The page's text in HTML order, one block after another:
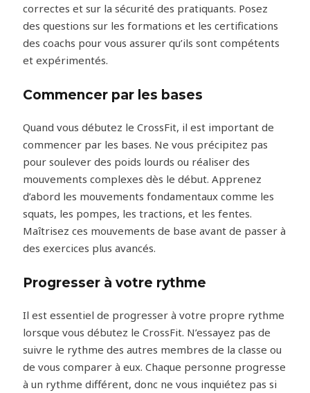
correctes et sur la sécurité des pratiquants. Posez
des questions sur les formations et les certifications
des coachs pour vous assurer qu’ils sont compétents
et expérimentés.
Commencer par les bases
Quand vous débutez le CrossFit, il est important de
commencer par les bases. Ne vous précipitez pas
pour soulever des poids lourds ou réaliser des
mouvements complexes dès le début. Apprenez
d’abord les mouvements fondamentaux comme les
squats, les pompes, les tractions, et les fentes.
Maîtrisez ces mouvements de base avant de passer à
des exercices plus avancés.
Progresser à votre rythme
Il est essentiel de progresser à votre propre rythme
lorsque vous débutez le CrossFit. N’essayez pas de
suivre le rythme des autres membres de la classe ou
de vous comparer à eux. Chaque personne progresse
à un rythme différent, donc ne vous inquiétez pas si